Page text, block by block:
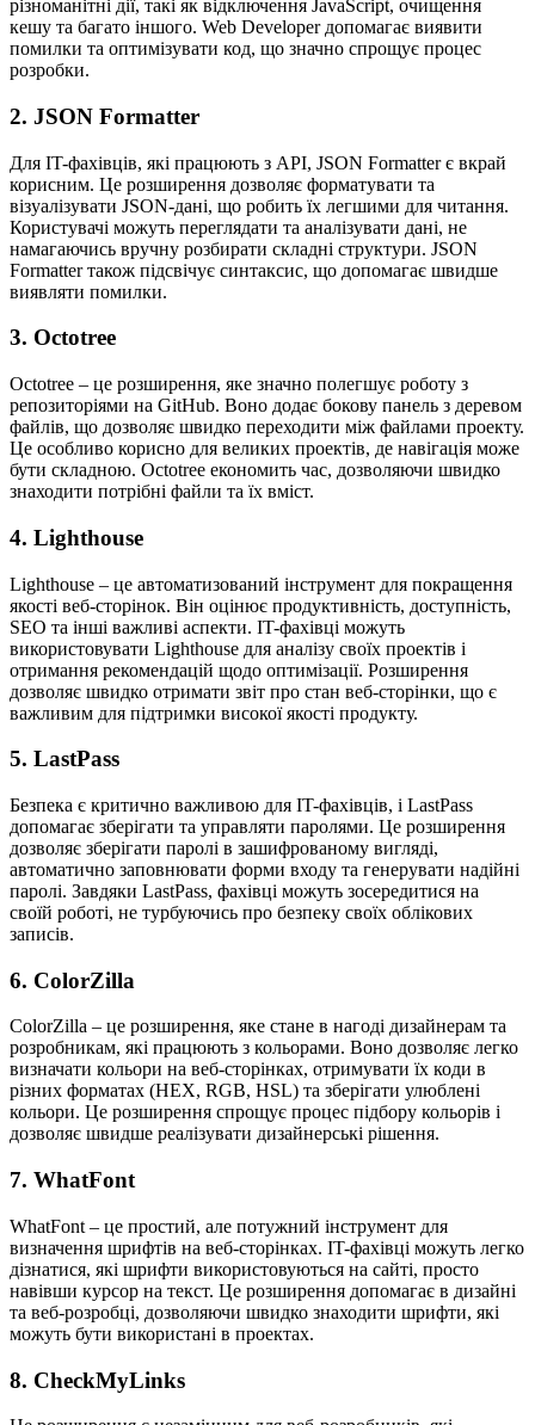
різноманітні дії, такі як відключення JavaScript, очищення
кешу та багато іншого. Web Developer допомагає виявити
помилки та оптимізувати код, що значно спрощує процес
розробки.
2. JSON Formatter
Для IT-фахівців, які працюють з API, JSON Formatter є вкрай
корисним. Це розширення дозволяє форматувати та
візуалізувати JSON-дані, що робить їх легшими для читання.
Користувачі можуть переглядати та аналізувати дані, не
намагаючись вручну розбирати складні структури. JSON
Formatter також підсвічує синтаксис, що допомагає швидше
виявляти помилки.
3. Octotree
Octotree – це розширення, яке значно полегшує роботу з
репозиторіями на GitHub. Воно додає бокову панель з деревом
файлів, що дозволяє швидко переходити між файлами проекту.
Це особливо корисно для великих проектів, де навігація може
бути складною. Octotree економить час, дозволяючи швидко
знаходити потрібні файли та їх вміст.
4. Lighthouse
Lighthouse – це автоматизований інструмент для покращення
якості веб-сторінок. Він оцінює продуктивність, доступність,
SEO та інші важливі аспекти. IT-фахівці можуть
використовувати Lighthouse для аналізу своїх проектів і
отримання рекомендацій щодо оптимізації. Розширення
дозволяє швидко отримати звіт про стан веб-сторінки, що є
важливим для підтримки високої якості продукту.
5. LastPass
Безпека є критично важливою для IT-фахівців, і LastPass
допомагає зберігати та управляти паролями. Це розширення
дозволяє зберігати паролі в зашифрованому вигляді,
автоматично заповнювати форми входу та генерувати надійні
паролі. Завдяки LastPass, фахівці можуть зосередитися на
своїй роботі, не турбуючись про безпеку своїх облікових
записів.
6. ColorZilla
ColorZilla – це розширення, яке стане в нагоді дизайнерам та
розробникам, які працюють з кольорами. Воно дозволяє легко
визначати кольори на веб-сторінках, отримувати їх коди в
різних форматах (HEX, RGB, HSL) та зберігати улюблені
кольори. Це розширення спрощує процес підбору кольорів і
дозволяє швидше реалізувати дизайнерські рішення.
7. WhatFont
WhatFont – це простий, але потужний інструмент для
визначення шрифтів на веб-сторінках. IT-фахівці можуть легко
дізнатися, які шрифти використовуються на сайті, просто
навівши курсор на текст. Це розширення допомагає в дизайні
та веб-розробці, дозволяючи швидко знаходити шрифти, які
можуть бути використані в проектах.
8. CheckMyLinks